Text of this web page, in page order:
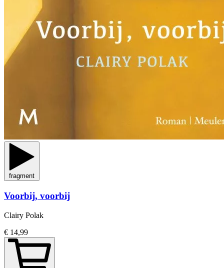
fragment
Voorbij, voorbij
Clairy Polak
€ 14,99